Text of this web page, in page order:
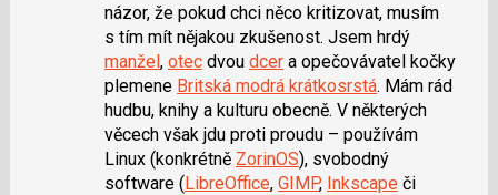
názor, že pokud chci něco kritizovat, musím
s tím mít nějakou zkušenost. Jsem hrdý
manžel, otecdvou dcera opečovávatel kočky
plemene Britská modrá krátkosrstá. Mám rád
hudbu, knihy a kulturu obecně. V některých
věcech však jdu proti proudu – používám
Linux (konkrétně ZorinOS), svobodný
software (LibreOffice, GIMP, Inkscapeči